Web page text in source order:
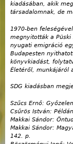
kiadásában, akik
társadalomnak, de
1970-ben
megnyitották a Püski
nyugati emigráció
Budapesten
könyvkiadást,
Életéről, munkájáról
SDG kiadásban
Szűcs Ernő:
Csűrös István:
Makkai Sándor:
Makkai Sándor:
142. p.